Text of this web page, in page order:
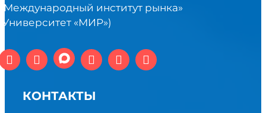
институт рынка»
«МИР»)
КОНТАКТЫ